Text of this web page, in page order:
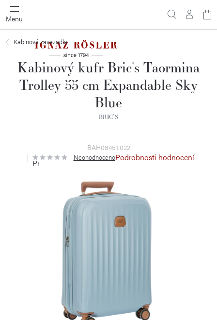
Přejít
na
obsah
Kabinová zavazadla
Kabinový kufr Bric's Taormina
Trolley 55 cm Expandable Sky
Blue
BRIC`S
BAH08451.022
Průměrné
hodnocení
hvězdiček.
NeohodnocenoPodrobnosti hodnocení